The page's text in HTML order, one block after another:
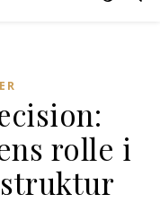
rolle i